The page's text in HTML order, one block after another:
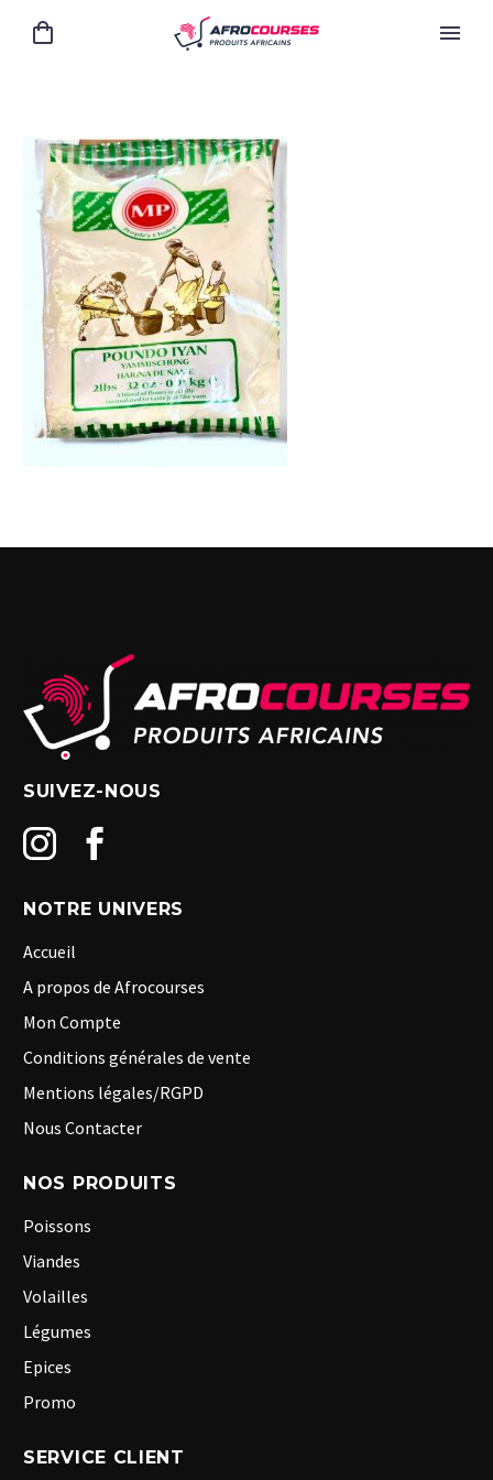
SUIVEZ-NOUS
NOTRE UNIVERS
Accueil
A propos de Afrocourses
Mon Compte
Conditions générales de vente
Mentions légales/RGPD
Nous Contacter
NOS PRODUITS
Poissons
Viandes
Volailles
Légumes
Epices
Promo
SERVICE CLIENT